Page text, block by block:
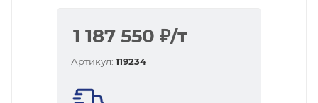
1 187 550 ₽/т
Артикул: 119234